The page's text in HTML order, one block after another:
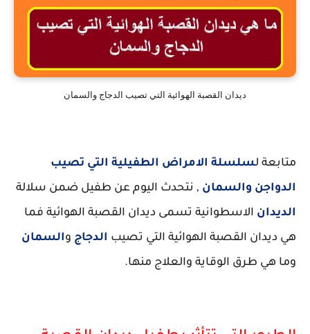
ديدان القصبة الهوائية التي تصيب الدجاج والسمان
متابعة لسلسلة الامراض الطفيلية التي تصيب
الدواجن والسمان , نتحدث اليوم عن طفيل ضمن سلالة
الديدان الاسطوانية تسمى ديدان القصبة الهوائية فما
هي ديدان القصبة الهوائية التي تصيب الدجاج والسمان
وما هي طرق الوقاية والعلاج منها.